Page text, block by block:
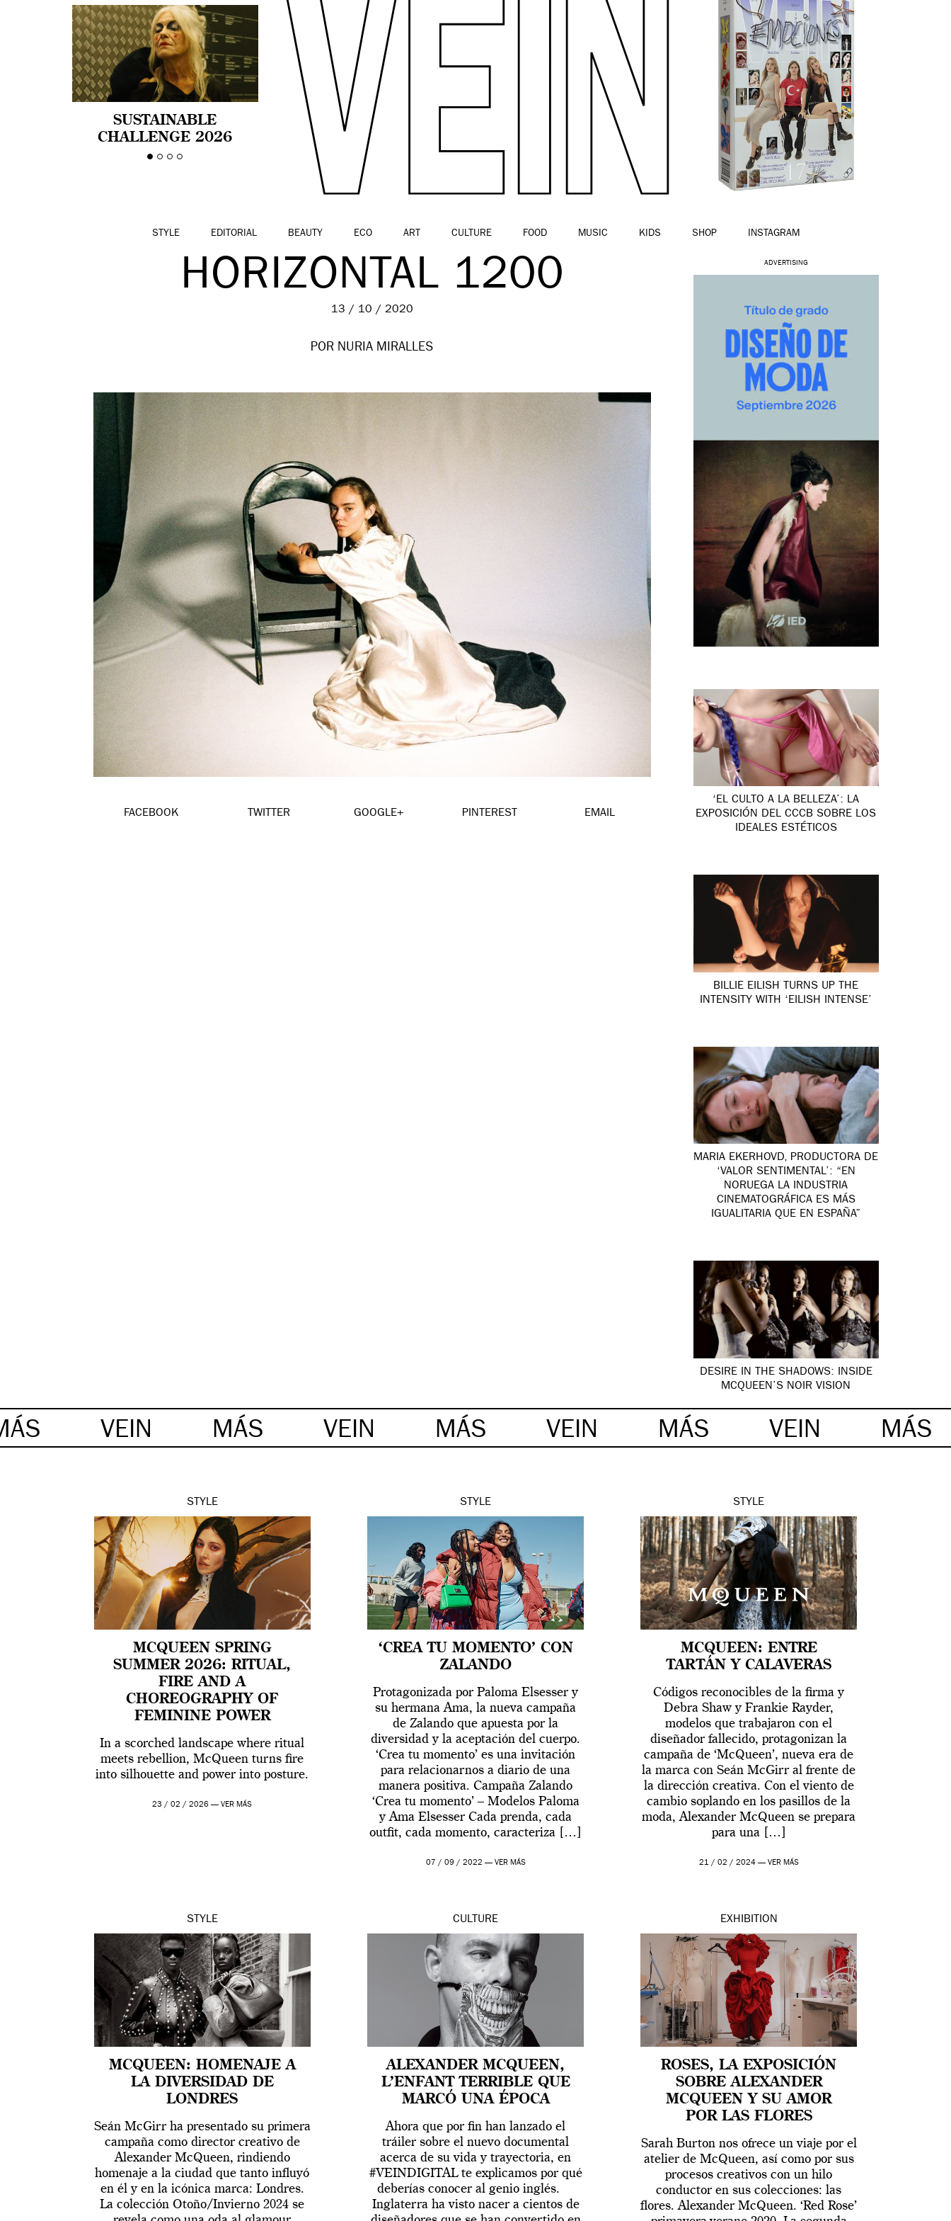
SUSTAINABLE
CHALLENGE 2026
CELEBRA LA
STYLE EDITORIAL BEAUTY ECO ART CULTURE FOOD MUSIC KIDS SHOP INSTAGRAM
HORIZONTAL 1200
13 / 10 / 2020
POR NURIA MIRALLES
FACEBOOK TWITTER GOOGLE+ PINTEREST EMAIL
ADVERTISING
‘EL CULTO A LA BELLEZA’: LA
EXPOSICIÓN DEL CCCB SOBRE LOS
IDEALES ESTÉTICOS
BILLIE EILISH TURNS UP THE
INTENSITY WITH ‘EILISH INTENSE’
MARIA EKERHOVD, PRODUCTORA DE
‘VALOR SENTIMENTAL’: “EN
NORUEGA LA INDUSTRIA
CINEMATOGRÁFICA ES MÁS
IGUALITARIA QUE EN ESPAÑA”
DESIRE IN THE SHADOWS: INSIDE
MCQUEEN’S NOIR VISION
VEIN MÁS VEIN MÁS VEIN MÁS VEIN MÁS
STYLE
MCQUEEN SPRING
SUMMER 2026: RITUAL,
FIRE AND A
CHOREOGRAPHY OF
FEMININE POWER
In a scorched landscape where ritual
meets rebellion, McQueen turns fire
into silhouette and power into posture.
23 / 02 / 2026 —VER MÁS
STYLE
‘CREA TU MOMENTO’ CON
ZALANDO
Protagonizada por Paloma Elsesser y
su hermana Ama, la nueva campaña
de Zalando que apuesta por la
diversidad y la aceptación del cuerpo.
‘Crea tu momento’ es una invitación
para relacionarnos a diario de una
manera positiva. Campaña Zalando
‘Crea tu momento’ – Modelos Paloma
y Ama Elsesser Cada prenda, cada
outfit, cada momento, caracteriza […]
07 / 09 / 2022 — VER MÁS
STYLE
MCQUEEN: ENTRE
TARTÁN Y CALAVERAS
Códigos reconocibles de la firma y
Debra Shaw y Frankie Rayder,
modelos que trabajaron con el
diseñador fallecido, protagonizan la
campaña de ‘McQueen’, nueva era de
la marca con Seán McGirr al frente de
la dirección creativa. Con el viento de
cambio soplando en los pasillos de la
moda, Alexander McQueen se prepara
para una […]
21 / 02 / 2024 — VER MÁS
STYLE
MCQUEEN: HOMENAJE A
LA DIVERSIDAD DE
LONDRES
Seán McGirr ha presentado su primera
campaña como director creativo de
Alexander McQueen, rindiendo
homenaje a la ciudad que tanto influyó
en él y en la icónica marca: Londres.
La colección Otoño/Invierno 2024 se
CULTURE
ALEXANDER MCQUEEN,
L’ENFANT TERRIBLE QUE
MARCÓ UNA ÉPOCA
Ahora que por fin han lanzado el
tráiler sobre el nuevo documental
acerca de su vida y trayectoria, en
#VEINDIGITAL te explicamos por qué
deberías conocer al genio inglés.
Inglaterra ha visto nacer a cientos de
EXHIBITION
ROSES, LA EXPOSICIÓN
SOBRE ALEXANDER
MCQUEEN Y SU AMOR
POR LAS FLORES
Sarah Burton nos ofrece un viaje por el
atelier de McQueen, así como por sus
procesos creativos con un hilo
conductor en sus colecciones: las
flores. Alexander McQueen. ‘Red Rose’